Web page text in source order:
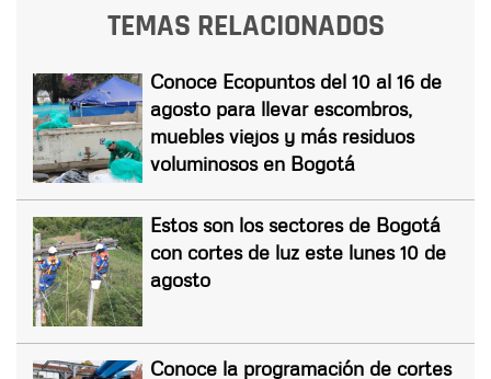
TEMAS RELACIONADOS
Conoce Ecopuntos del 10 al 16 de
agosto para llevar escombros,
muebles viejos y más residuos
voluminosos en Bogotá
Estos son los sectores de Bogotá
con cortes de luz este lunes 10 de
agosto
Conoce la programación de cortes